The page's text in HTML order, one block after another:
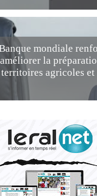
mondiale
la
agricoles et